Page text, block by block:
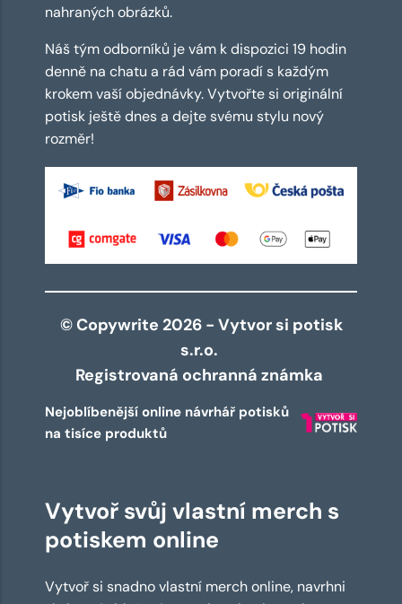
nahraných obrázků.
Náš tým odborníků je vám k dispozici 19 hodin
denně na chatu a rád vám poradí s každým
krokem vaší objednávky. Vytvořte si originální
potisk ještě dnes a dejte svému stylu nový
rozměr!
© Copywrite 2026 - Vytvor si potisk
s.r.o.
Registrovaná ochranná známka
Nejoblíbenější online návrhář potisků
na tisíce produktů
Vytvoř svůj vlastní merch s
potiskem online
Vytvoř si snadno vlastní merch online, navrhni